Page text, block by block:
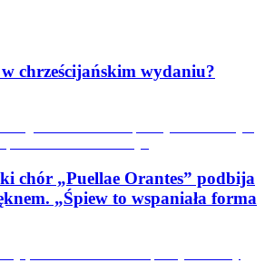
chrześcijańskim wydaniu?
chór „Puellae Orantes” podbija
„Śpiew to wspaniała forma